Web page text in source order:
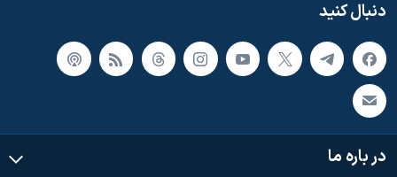
دنبال کنید
در باره ما